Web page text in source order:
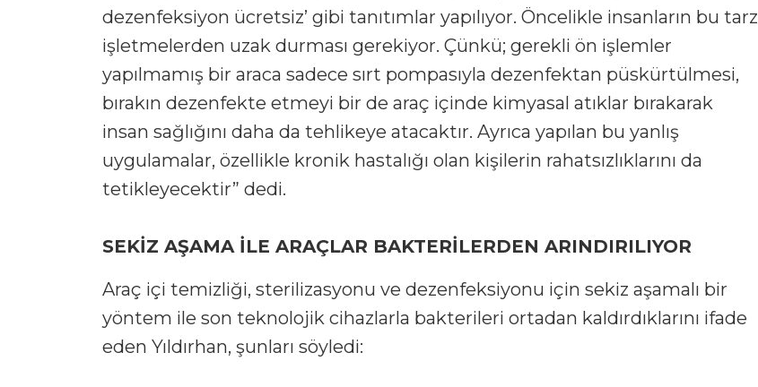
dezenfeksiyon ücretsiz’ gibi tanıtımlar yapılıyor. Öncelikle insanların bu tarz
işletmelerden uzak durması gerekiyor. Çünkü; gerekli ön işlemler
yapılmamış bir araca sadece sırt pompasıyla dezenfektan püskürtülmesi,
bırakın dezenfekte etmeyi bir de araç içinde kimyasal atıklar bırakarak
insan sağlığını daha da tehlikeye atacaktır. Ayrıca yapılan bu yanlış
uygulamalar, özellikle kronik hastalığı olan kişilerin rahatsızlıklarını da
tetikleyecektir” dedi.
SEKİZ AŞAMA İLE ARAÇLAR BAKTERİLERDEN ARINDIRILIYOR
Araç içi temizliği, sterilizasyonu ve dezenfeksiyonu için sekiz aşamalı bir
yöntem ile son teknolojik cihazlarla bakterileri ortadan kaldırdıklarını ifade
eden Yıldırhan, şunları söyledi: